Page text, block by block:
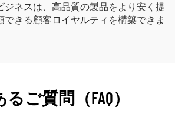
ジネスは、高品質の製品をより安く提
できる顧客ロイヤルティを構築できま
ご質問（FAQ）